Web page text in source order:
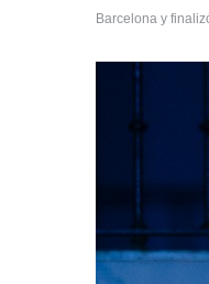
Barcelona y